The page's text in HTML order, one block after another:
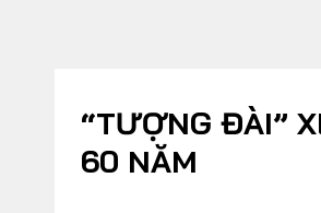
SO SÁNH XE
“TƯỢNG ĐÀI”
60 NĂM